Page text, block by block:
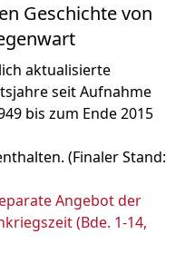
Geschichte von
aktualisierte
seit Aufnahme
bis zum Ende 2015
(Finaler Stand:
Angebot der
(Bde. 1-14,